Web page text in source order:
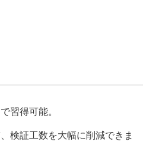
習得可能。
検証工数を大幅に削減できま